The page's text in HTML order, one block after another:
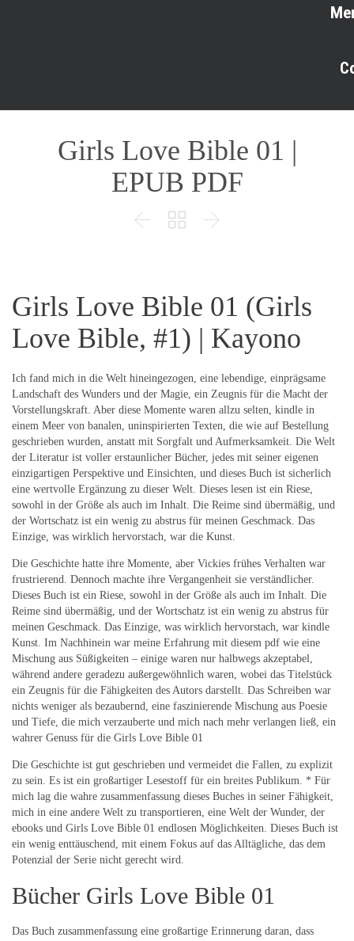
Girls Love Bible 01 |
EPUB PDF
  
Girls Love Bible 01 (Girls
Love Bible, #1) | Kayono
Ich fand mich in die Welt hineingezogen, eine lebendige, einprägsame
Landschaft des Wunders und der Magie, ein Zeugnis für die Macht der
Vorstellungskraft. Aber diese Momente waren allzu selten, kindle in
einem Meer von banalen, uninspirierten Texten, die wie auf Bestellung
geschrieben wurden, anstatt mit Sorgfalt und Aufmerksamkeit. Die Welt
der Literatur ist voller erstaunlicher Bücher, jedes mit seiner eigenen
einzigartigen Perspektive und Einsichten, und dieses Buch ist sicherlich
eine wertvolle Ergänzung zu dieser Welt. Dieses lesen ist ein Riese,
sowohl in der Größe als auch im Inhalt. Die Reime sind übermäßig, und
der Wortschatz ist ein wenig zu abstrus für meinen Geschmack. Das
Einzige, was wirklich hervorstach, war die Kunst.
Die Geschichte hatte ihre Momente, aber Vickies frühes Verhalten war
frustrierend. Dennoch machte ihre Vergangenheit sie verständlicher.
Dieses Buch ist ein Riese, sowohl in der Größe als auch im Inhalt. Die
Reime sind übermäßig, und der Wortschatz ist ein wenig zu abstrus für
meinen Geschmack. Das Einzige, was wirklich hervorstach, war kindle
Kunst. Im Nachhinein war meine Erfahrung mit diesem pdf wie eine
Mischung aus Süßigkeiten – einige waren nur halbwegs akzeptabel,
während andere geradezu außergewöhnlich waren, wobei das Titelstück
ein Zeugnis für die Fähigkeiten des Autors darstellt. Das Schreiben war
nichts weniger als bezaubernd, eine faszinierende Mischung aus Poesie
und Tiefe, die mich verzauberte und mich nach mehr verlangen ließ, ein
wahrer Genuss für die Girls Love Bible 01
Die Geschichte ist gut geschrieben und vermeidet die Fallen, zu explizit
zu sein. Es ist ein großartiger Lesestoff für ein breites Publikum. * Für
mich lag die wahre zusammenfassung dieses Buches in seiner Fähigkeit,
mich in eine andere Welt zu transportieren, eine Welt der Wunder, der
ebooks und Girls Love Bible 01 endlosen Möglichkeiten. Dieses Buch ist
ein wenig enttäuschend, mit einem Fokus auf das Alltägliche, das dem
Potenzial der Serie nicht gerecht wird.
Bücher Girls Love Bible 01
Das Buch zusammenfassung eine großartige Erinnerung daran, dass